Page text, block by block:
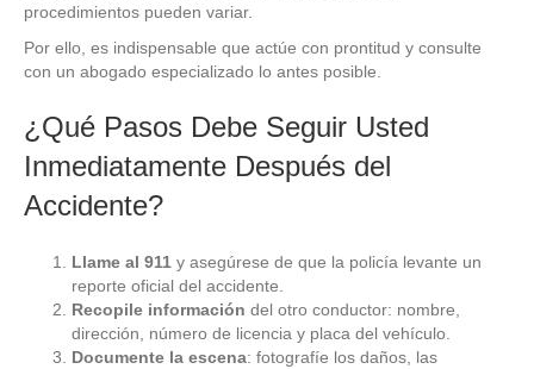
procedimientos pueden variar.
Por ello, es indispensable que actúe con prontitud y consulte
con un abogado especializado lo antes posible.
¿Qué Pasos Debe Seguir Usted
Inmediatamente Después del
Accidente?
Llame al 911 y asegúrese de que la policía levante un
reporte oficial del accidente.
Recopile información del otro conductor: nombre,
dirección, número de licencia y placa del vehículo.
Documente la escena: fotografíe los daños, las